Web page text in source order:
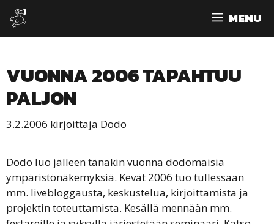
Siirry
sisältöön
MENU
VUONNA 2006 TAPAHTUU
PALJON
3.2.2006 kirjoittaja Dodo
Dodo luo jälleen tänäkin vuonna dodomaisia
ympäristönäkemyksiä. Kevät 2006 tuo tullessaan
mm. livebloggausta, keskustelua, kirjoittamista ja
projektin toteuttamista. Kesällä mennään mm.